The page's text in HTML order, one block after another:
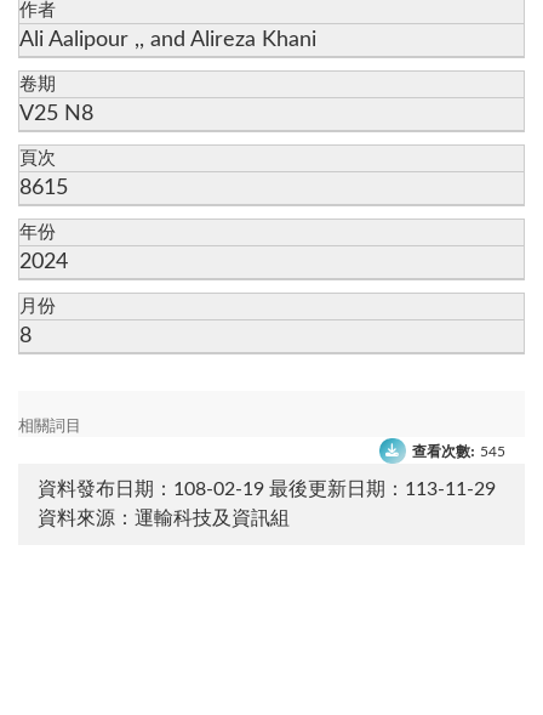
作者
Ali Aalipour ,, and Alireza Khani
卷期
V25 N8
頁次
8615
年份
2024
月份
8
相關詞目
查看次數: 545
資料發布日期：108-02-19 最後更新日期：113-11-29
資料來源：運輸科技及資訊組